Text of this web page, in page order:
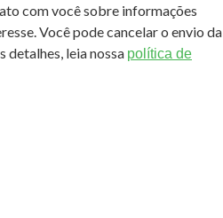
com você sobre informações
Você pode cancelar o envio da
detalhes, leia nossa política de